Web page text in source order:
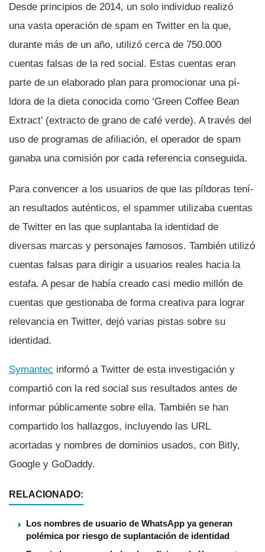
Desde principios de 2014, un solo individuo realizó
una vasta operación de spam en Twitter en la que,
durante más de un año, utilizó cerca de 750.000
cuentas falsas de la red social. Estas cuentas eran
parte de un elaborado plan para promocionar una pí­
ldora de la dieta conocida como ‘Green Coffee Bean
Extract’ (extracto de grano de café verde). A través del
uso de programas de afiliación, el operador de spam
ganaba una comisión por cada referencia conseguida.
Para convencer a los usuarios de que las pí­ldoras tení­
an resultados auténticos, el spammer utilizaba cuentas
de Twitter en las que suplantaba la identidad de
diversas marcas y personajes famosos. También utilizó
cuentas falsas para dirigir a usuarios reales hacia la
estafa. A pesar de habí­a creado casi medio millón de
cuentas que gestionaba de forma creativa para lograr
relevancia en Twitter, dejó varias pistas sobre su
identidad.
Symantec informó a Twitter de esta investigación y
compartió con la red social sus resultados antes de
informar públicamente sobre ella. También se han
compartido los hallazgos, incluyendo las URL
acortadas y nombres de dominios usados, con Bitly,
Google y GoDaddy.
RELACIONADO:
Los nombres de usuario de WhatsApp ya generan
polémica por riesgo de suplantación de identidad